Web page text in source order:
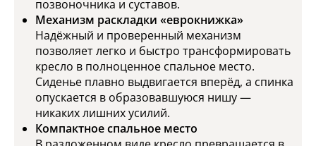
позвоночника и суставов.
Механизм раскладки «еврокнижка»
Надёжный и проверенный механизм
позволяет легко и быстро трансформировать
кресло в полноценное спальное место.
Сиденье плавно выдвигается вперёд, а спинка
опускается в образовавшуюся нишу —
никаких лишних усилий.
Компактное спальное место